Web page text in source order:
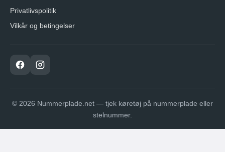
Privatlivspolitik
Vilkår og betingelser
© 2026 Nummerplade.net — tjek køretøj på nummerplade eller
stelnummer.